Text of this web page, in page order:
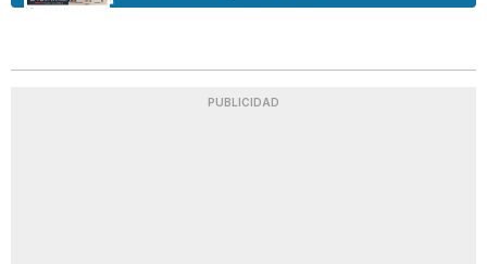
PUBLICIDAD